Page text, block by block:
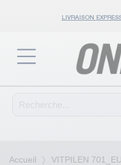
LIVRAISON
Accueil VITPILEN 701_EU